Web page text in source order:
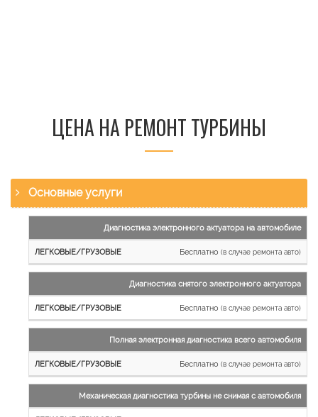
ЦЕНА НА РЕМОНТ ТУРБИНЫ
Основные услуги
работы
Легковые
и
Грузовые
автомобили
Диагностика электронного актуатора на автомобиле
Бесплатно (в случае ремонта авто)
Диагностика снятого электронного актуатора
Бесплатно (в случае ремонта авто)
Полная электронная диагностика всего автомобиля
Бесплатно (в случае ремонта авто)
Механическая диагностика турбины не снимая с автомобиля